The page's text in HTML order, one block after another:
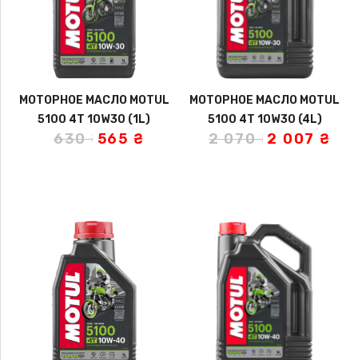
МОТОРНОЕ МАСЛО MOTUL
5100 4T 10W30 (1L)
630₴ 565 ₴
МОТОРНОЕ МАСЛО MOTUL
5100 4T 10W30 (4L)
2 070₴ 2 007 ₴